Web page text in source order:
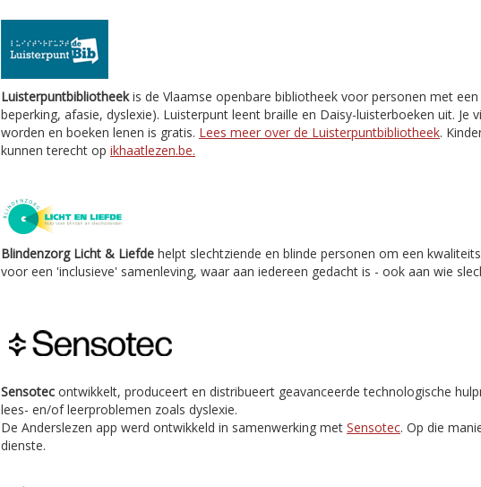
Luisterpuntbibliotheekis de Vlaamse openbare bibliotheek voor personen met
beperking, afasie, dyslexie). Luisterpunt leent braille en Daisy-luisterboeken uit. Je
worden en boeken lenen is gratis. Lees meer over de Luisterpuntbibliotheek.
kunnen terecht op ikhaatlezen.be.
Blindenzorg Licht & Liefde helpt slechtziende en blinde personen om een
voor een 'inclusieve' samenleving, waar aan iedereen gedacht is - ook aan wie
Sensotec ontwikkelt, produceert en distribueert geavanceerde technologische
lees- en/of leerproblemen zoals dyslexie.
De Anderslezen app werd ontwikkeld in samenwerking met Sensotec. Op die
dienste.